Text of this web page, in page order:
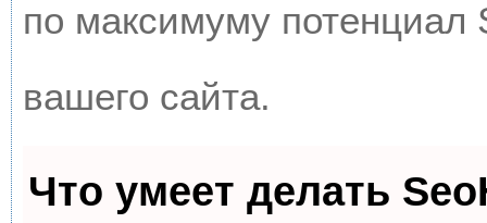
по максимуму потенциал
вашего сайта.
Что умеет делать